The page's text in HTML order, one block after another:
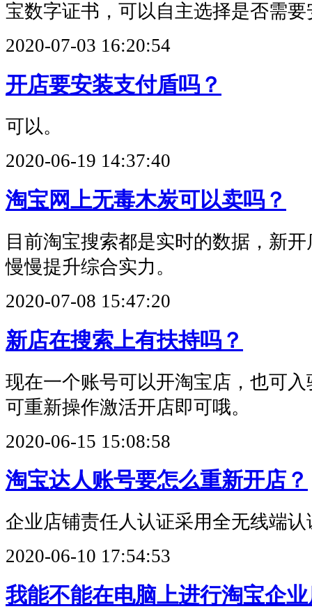
宝数字证书，可以自主选择是否需
2020-07-03 16:20:54
开店要安装支付盾吗？
可以。
2020-06-19 14:37:40
淘宝网上无毒木炭可以卖吗？
目前淘宝搜索都是实时的数据，新
慢慢提升综合实力。
2020-07-08 15:47:20
新店在搜索上有扶持吗？
现在一个账号可以开淘宝店，也可
可重新操作激活开店即可哦。
2020-06-15 15:08:58
淘宝达人账号要怎么重新开店？
企业店铺责任人认证采用全无线端认
2020-06-10 17:54:53
我能不能在电脑上进行淘宝企